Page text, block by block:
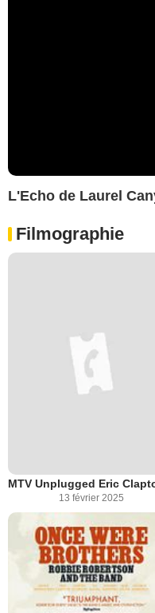
L'Echo de Laurel
Filmographie
13 février 2025